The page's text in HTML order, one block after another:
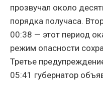
прозвучал около
порядка получаса.
00:38 — этот период
режим опасности
Третье
05:41 губернатор